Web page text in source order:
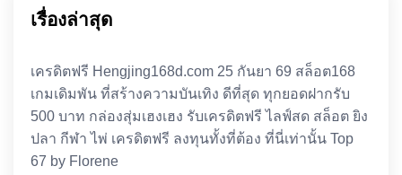
เรื่องล่าสุด
เครดิตฟรี Hengjing168d.com 25 กันยา 69 สล็อต168
เกมเดิมพัน ที่สร้างความบันเทิง ดีที่สุด ทุกยอดฝากรับ
500 บาท กล่องสุ่มเฮงเฮง รับเครดิตฟรี ไลฟ์สด สล็อต ยิง
ปลา กีฬา ไพ่ เครดิตฟรี ลงทุนทั้งที่ต้อง ที่นี่เท่านั้น Top
67 by Florene